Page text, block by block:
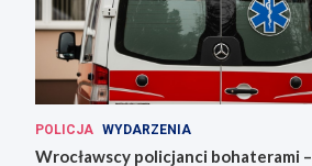
POLICJA WYDARZENIA
Wrocławscy policjanci bohaterami –